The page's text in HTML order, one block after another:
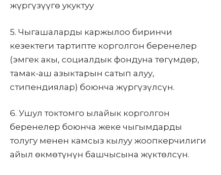
жүргүзүүгө укуктуу
5. Чыгашаларды каржылоо биринчи
кезектеги тартипте корголгон беренелер
(эмгек акы, социалдык фондуна төгүмдөр,
тамак-аш азыктарын сатып алуу,
стипендиялар) боюнча жүргүзүлсүн.
6. Ушул токтомго ылайык корголгон
беренелер боюнча жеке чыгымдарды
толугу менен камсыз кылуу жоопкерчилиги
айыл өкмөтүнүн башчысына жүктөлсүн.